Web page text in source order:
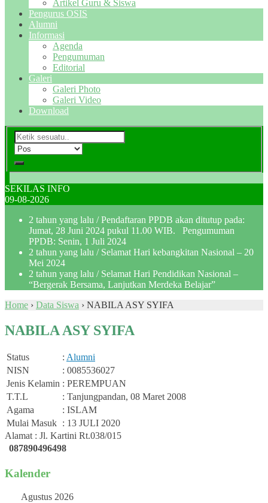
Artikel Guru & Siswa
Pengurus OSIS
Alumni
Informasi
Agenda
Pengumuman
Editorial
Galeri
Galeri Photo
Galeri Video
Download
SEKILAS INFO
09-08-2026
2 tahun yang lalu / Pendaftaran PPDB akan ditutup pada:
Jumat, 28 Juni 2024 pukul 11.00 WIB. Pengumuman
PPDB: Senin, 1 Juli 2024
2 tahun yang lalu / Selamat Hari kebangkitan Nasional – 20
Mei 2024
2 tahun yang lalu / Selamat Hari Pendidikan Nasional –
“Bergerak Bersama, Lanjutkan Merdeka Belajar”
Home › Data Siswa › NABILA ASY SYIFA
NABILA ASY SYIFA
Status : Alumni
NISN
: 0085536027
Jenis Kelamin : PEREMPUAN
T.T.L
: Tanjungpandan, 08 Maret 2008
Agama
: ISLAM
Mulai Masuk : 13 JULI 2020
Alamat : Jl. Kartini Rt.038/015
087890496498
Kalender
Agustus 2026